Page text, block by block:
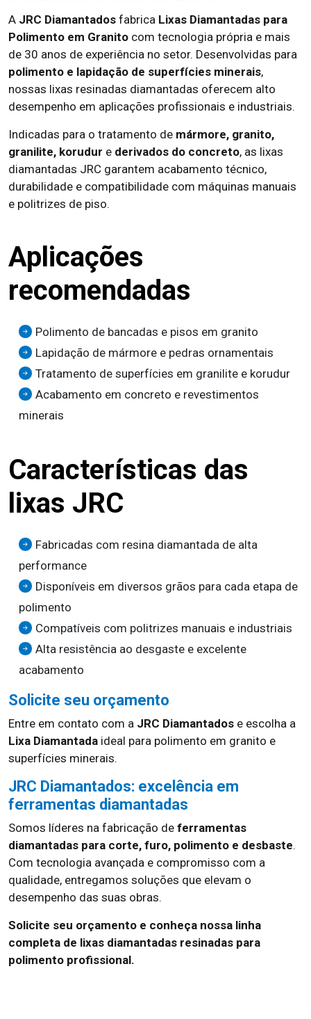
A JRC Diamantados fabrica Lixas Diamantadas para
Polimento em Granito com tecnologia própria e mais
de 30 anos de experiência no setor. Desenvolvidas para
polimento e lapidação de superfícies minerais,
nossas lixas resinadas diamantadas oferecem alto
desempenho em aplicações profissionais e industriais.
Indicadas para o tratamento de mármore, granito,
granilite, korudur e derivados do concreto, as lixas
diamantadas JRC garantem acabamento técnico,
durabilidade e compatibilidade com máquinas manuais
e politrizes de piso.
Aplicações
recomendadas
Polimento de bancadas e pisos em granito
Lapidação de mármore e pedras ornamentais
Tratamento de superfícies em granilite e korudur
Acabamento em concreto e revestimentos
minerais
Características das
lixas JRC
Fabricadas com resina diamantada de alta
performance
Disponíveis em diversos grãos para cada etapa de
polimento
Compatíveis com politrizes manuais e industriais
Alta resistência ao desgaste e excelente
acabamento
Solicite seu orçamento
Entre em contato com a JRC Diamantados e escolha a
Lixa Diamantada ideal para polimento em granito e
superfícies minerais.
JRC Diamantados: excelência em
ferramentas diamantadas
Somos líderes na fabricação de ferramentas
diamantadas para corte, furo, polimento e desbaste.
Com tecnologia avançada e compromisso com a
qualidade, entregamos soluções que elevam o
desempenho das suas obras.
Solicite seu orçamento e conheça nossa linha
completa de lixas diamantadas resinadas para
polimento profissional.